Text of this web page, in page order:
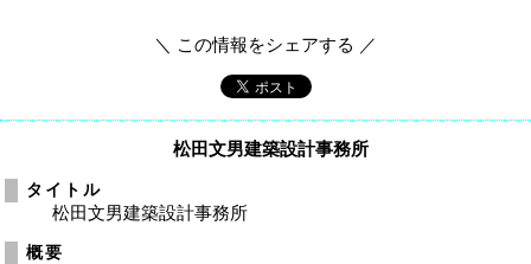
＼ この情報をシェアする ／
松田文男建築設計事務所
タイトル
松田文男建築設計事務所
概要